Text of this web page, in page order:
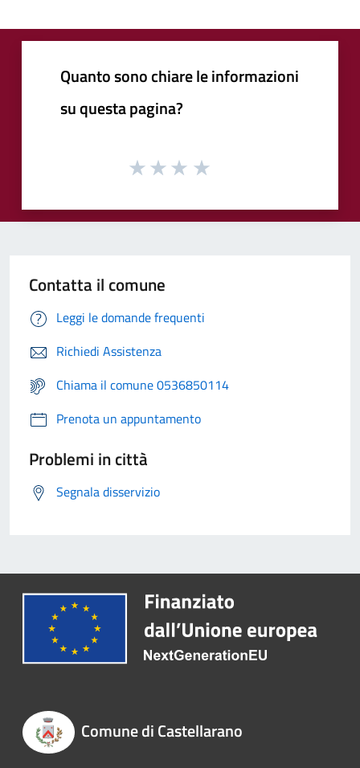
Quanto sono chiare le informazioni
su questa pagina?
Contatta il comune
Leggi le domande frequenti
Richiedi Assistenza
Chiama il comune 0536850114
Prenota un appuntamento
Problemi in città
Segnala disservizio
Comune di Castellarano